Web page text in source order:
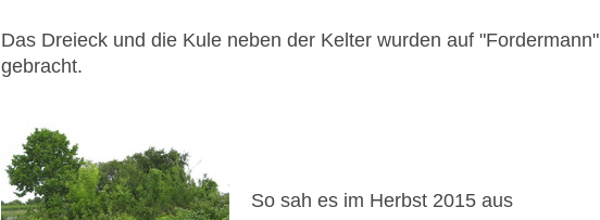
Das Dreieck und die Kule neben der Kelter wurden auf "Fordermann"
gebracht.
So sah es im Herbst 2015 aus